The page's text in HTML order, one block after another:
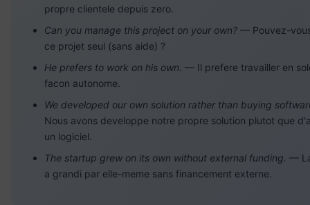
propre clientele depuis zero.
Can you manage this project on your own? — Pouvez-
ce projet seul (sans aide) ?
He prefers to work on his own. — Il prefere travailler en
facon autonome.
We developed our own solution rather than buying
Nous avons developpe notre propre solution plutot que
un logiciel.
The startup grew on its own without external funding. —
a grandi par elle-meme sans financement externe.